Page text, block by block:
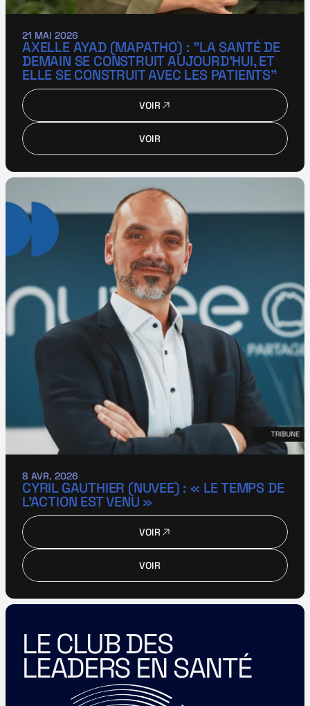
21 MAI 2026
AXELLE AYAD (MAPATHO) : "LA SANTÉ DE
DEMAIN SE CONSTRUIT AUJOURD’HUI, ET
ELLE SE CONSTRUIT AVEC LES PATIENTS"
VOIR
VOIR
8 AVR. 2026
CYRIL GAUTHIER (NUVEE) : « LE TEMPS DE
L’ACTION EST VENU »
VOIR
VOIR
LE CLUB DES
LEADERS EN SANTÉ